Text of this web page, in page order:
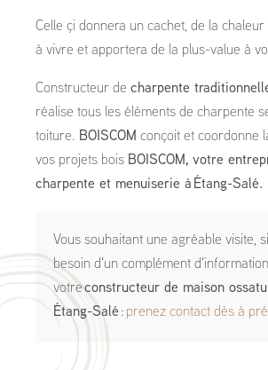
Celle çi donnera un cachet, de la
à vivre et apportera de la plus-value à
Constructeur de charpente
réalise tous les éléments de charpente
toiture. BOISCOM conçoit et coordonne
vos projets bois BOISCOM, votre
charpente et menuiserie à Étang-Salé.
Vous souhaitant une agréable visite,
besoin d'un complément
votre constructeur de maison
Étang-Salé : prenez contact dès à